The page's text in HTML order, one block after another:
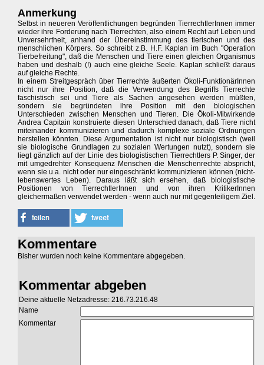
Anmerkung
Selbst in neueren Veröffentlichungen begründen TierrechtlerInnen immer
wieder ihre Forderung nach Tierrechten, also einem Recht auf Leben und
Unversehrtheit, anhand der Übereinstimmung des tierischen und des
menschlichen Körpers. So schreibt z.B. H.F. Kaplan im Buch "Operation
Tierbefreitung", daß die Menschen und Tiere einen gleichen Organismus
haben und deshalb (!) auch eine gleiche Seele. Kaplan schließt daraus
auf gleiche Rechte.
In einem Streitgespräch über Tierrechte äußerten Ökoli-FunktionärInnen
nicht nur ihre Position, daß die Verwendung des Begriffs Tierrechte
faschistisch sei und Tiere als Sachen angesehen werden müßten,
sondern sie begründeten ihre Position mit den biologischen
Unterschieden zwischen Menschen und Tieren. Die Ökoli-Mitwirkende
Andrea Capitain konstruierte diesen Unterschied danach, daß Tiere nicht
miteinander kommunizieren und dadurch komplexe soziale Ordnungen
herstellen könnten. Diese Argumentation ist nicht nur biologistisch (weil
sie biologische Grundlagen zu sozialen Wertungen nutzt), sondern sie
liegt gänzlich auf der Linie des biologistischen Tierrechtlers P. Singer, der
mit umgedrehter Konsequenz Menschen die Menschenrechte abspricht,
wenn sie u.a. nicht oder nur eingeschränkt kommunizieren können (nicht-
lebenswertes Leben). Daraus läßt sich ersehen, daß biologistische
Positionen von TierrechtlerInnen und von ihren KritikerInnen
gleichermaßen verwendet werden - wenn auch nur mit gegenteiligem Ziel.
Kommentare
Bisher wurden noch keine Kommentare abgegeben.
Kommentar abgeben
Deine aktuelle Netzadresse: 216.73.216.48
Name
Kommentar